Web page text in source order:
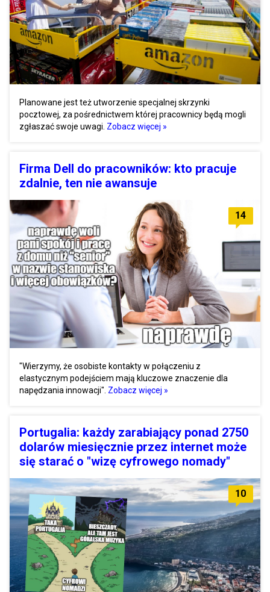
Planowane jest też utworzenie specjalnej skrzynki
pocztowej, za pośrednictwem której pracownicy będą mogli
zgłaszać swoje uwagi. Zobacz więcej »
Firma Dell do pracowników: kto pracuje
zdalnie, ten nie awansuje
14
"Wierzymy, że osobiste kontakty w połączeniu z
elastycznym podejściem mają kluczowe znaczenie dla
napędzania innowacji". Zobacz więcej »
Portugalia: każdy zarabiający ponad 2750
dolarów miesięcznie przez internet może
się starać o "wizę cyfrowego nomady"
10